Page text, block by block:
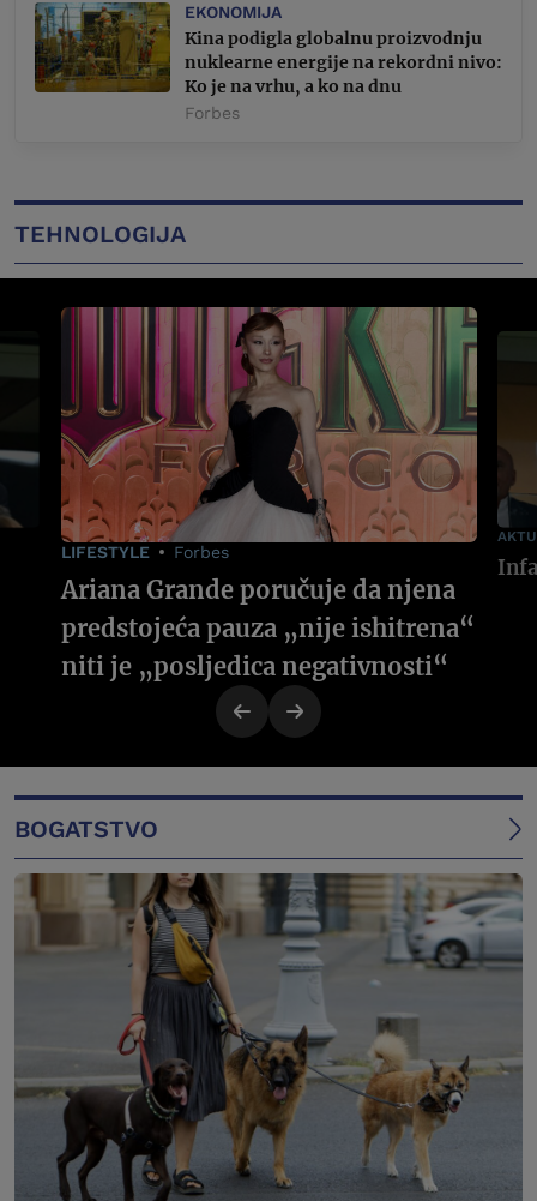
EKONOMIJA
Kina podigla globalnu proizvodnju
nuklearne energije na rekordni nivo:
Ko je na vrhu, a ko na dnu
Forbes
TEHNOLOGIJA
LIFESTYLE Forbes
Ariana Grande poručuje da njena
predstojeća pauza „nije ishitrena“
niti je „posljedica negativnosti“
BOGATSTVO